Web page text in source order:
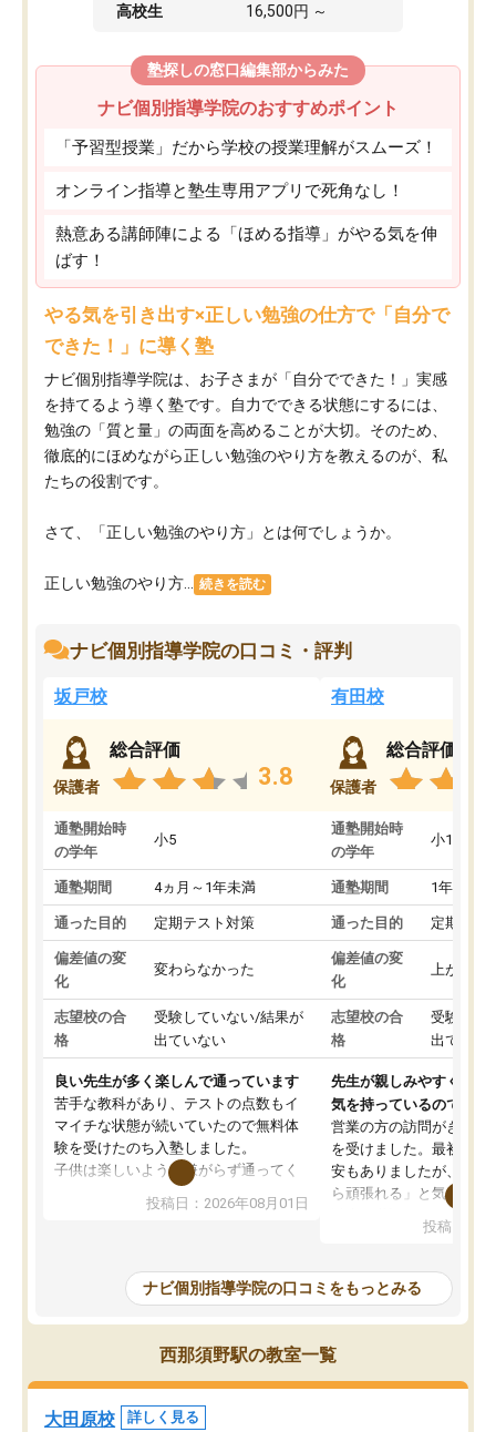
高校生 16,500円 ～
塾探しの窓口編集部からみた
ナビ個別指導学院のおすすめポイント
「予習型授業」だから学校の授業理解がスムーズ！
オンライン指導と塾生専用アプリで死角なし！
熱意ある講師陣による「ほめる指導」がやる気を伸
ばす！
やる気を引き出す×正しい勉強の仕方で「自分で
できた！」に導く塾
ナビ個別指導学院は、お子さまが「自分でできた！」実感
を持てるよう導く塾です。自力でできる状態にするには、
勉強の「質と量」の両面を高めることが大切。そのため、
徹底的にほめながら正しい勉強のやり方を教えるのが、私
たちの役割です。
さて、「正しい勉強のやり方」とは何でしょうか。
正しい勉強のやり方... 続きを読む
ナビ個別指導学院の口コミ・評判
坂戸校
保護者
総合評価
3.8
通塾開始時
の学年
小5
通塾期間 4ヵ月～1年未満
通った目的 定期テスト対策
偏差値の変
化
変わらなかった
志望校の合
格
受験していない/結果が
出ていない
良い先生が多く楽しんで通っています
苦手な教科があり、テストの点数もイ
マイチな状態が続いていたので無料体
験を受けたのち入塾しました。
子供は楽しいようで嫌がらず通ってく
先生は良い方が多く、いつも笑顔で対
教室は少し狭い印象なので夜の時間帯
など生徒さんが多い時間帯は手狭では
ないかな？と感じます。
また駅前にあるのでアクセスは良いで
すが駐車場がないのでお迎えの際に近
隣のコインパーキングを利用または路
上駐車をするしかない点が少し不便で
投稿日：2026年08月01日
有田校
保護者
総合評価
通塾開始時
の学年
小1
通塾期間 1年以上
通った目的 定期テス
偏差値の変
化
上がった
志望校の合
格
受験して
出ていな
先生が親しみやすく勉強
気を持っているので安心
営業の方の訪問がきっか
を受けました。最初は続
安もありましたが、子ど
ら頑張れる」と気に入り
ても分かりやすく、学
方を丁寧に教えてくださ
が深まっていると感じま
熱心で、一人ひとりの苦
握し、復習や講習を通し
前より勉強に前向きに取
投稿日：
ナビ個別指導学院の口コミをもっとみる
西那須野駅の教室一覧
大田原校 詳しく見る